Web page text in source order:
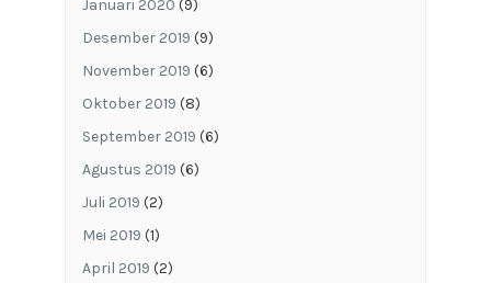
Januari 2020 (9)
Desember 2019 (9)
November 2019 (6)
Oktober 2019 (8)
September 2019 (6)
Agustus 2019 (6)
Juli 2019 (2)
Mei 2019 (1)
April 2019 (2)